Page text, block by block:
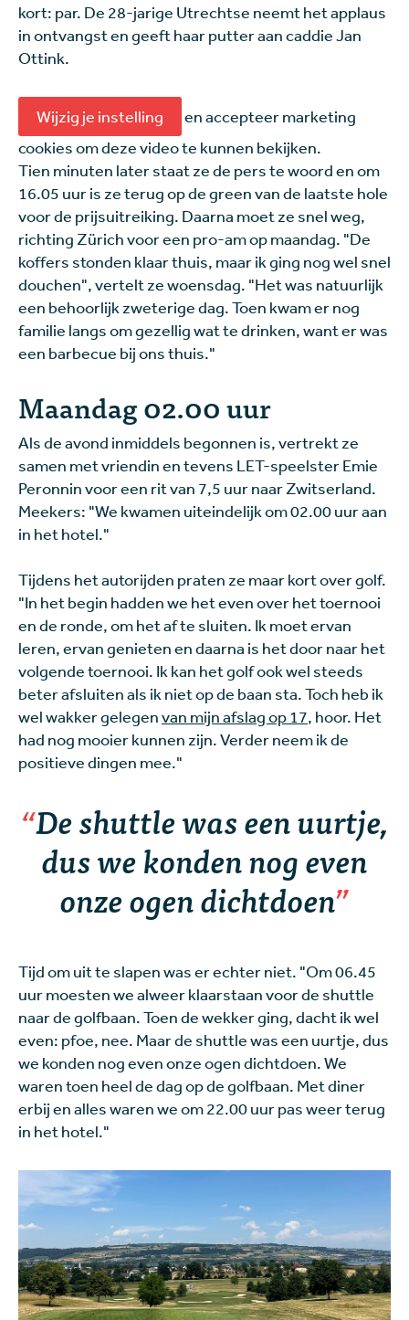
kort: par. De 28-jarige Utrechtse neemt het applaus
in ontvangst en geeft haar putter aan caddie Jan
Ottink.
Wijzig je instelling
en accepteer marketing
cookies om deze video te kunnen bekijken.
Tien minuten later staat ze de pers te woord en om
16.05 uur is ze terug op de green van de laatste hole
voor de prijsuitreiking. Daarna moet ze snel weg,
richting Zürich voor een pro-am op maandag. "De
koffers stonden klaar thuis, maar ik ging nog wel snel
douchen", vertelt ze woensdag. "Het was natuurlijk
een behoorlijk zweterige dag. Toen kwam er nog
familie langs om gezellig wat te drinken, want er was
een barbecue bij ons thuis."
Maandag 02.00 uur
Als de avond inmiddels begonnen is, vertrekt ze
samen met vriendin en tevens LET-speelster Emie
Peronnin voor een rit van 7,5 uur naar Zwitserland.
Meekers: "We kwamen uiteindelijk om 02.00 uur aan
in het hotel."
Tijdens het autorijden praten ze maar kort over golf.
"In het begin hadden we het even over het toernooi
en de ronde, om het af te sluiten. Ik moet ervan
leren, ervan genieten en daarna is het door naar het
volgende toernooi. Ik kan het golf ook wel steeds
beter afsluiten als ik niet op de baan sta. Toch heb ik
wel wakker gelegenvan mijn afslag op 17, hoor. Het
had nog mooier kunnen zijn. Verder neem ik de
positieve dingen mee."
De shuttle was een uurtje,
dus we konden nog even
onze ogen dichtdoen
Tijd om uit te slapen was er echter niet. "Om 06.45
uur moesten we alweer klaarstaan voor de shuttle
naar de golfbaan. Toen de wekker ging, dacht ik wel
even: pfoe, nee. Maar de shuttle was een uurtje, dus
we konden nog even onze ogen dichtdoen. We
waren toen heel de dag op de golfbaan. Met diner
erbij en alles waren we om 22.00 uur pas weer terug
in het hotel."